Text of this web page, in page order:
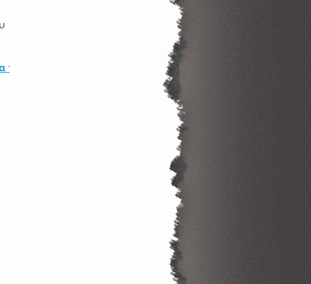
τεστ στο ίντερνετ με το Quizlet